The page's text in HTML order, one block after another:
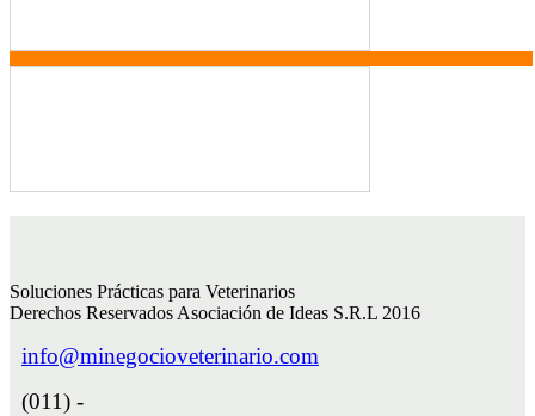
Soluciones Prácticas para Veterinarios
Derechos Reservados Asociación de Ideas S.R.L 2016
info@minegocioveterinario.com
(011) -